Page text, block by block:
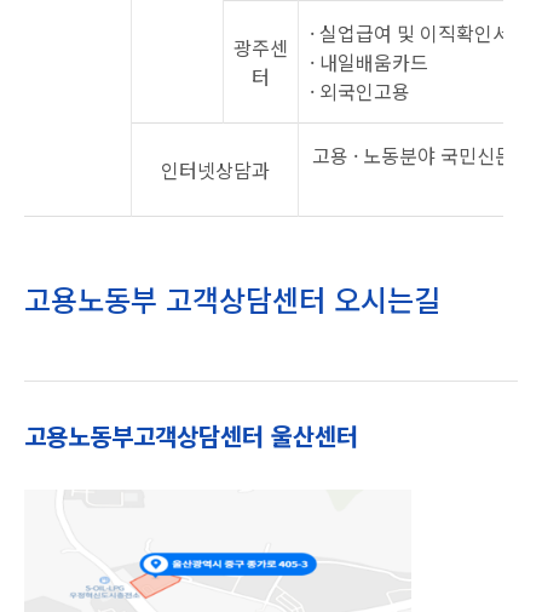
광주센
터
· 실업급여 및 이직확인서
· 내일배움카드
· 외국인고용
인터넷상담과
고용 · 노동분야 국민신문
고용노동부 고객상담센터 오시는길
고용노동부고객상담센터 울산센터